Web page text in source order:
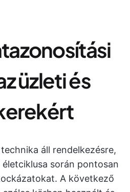
üzleti és
áll rendelkezésre,
során pontosan
A következő